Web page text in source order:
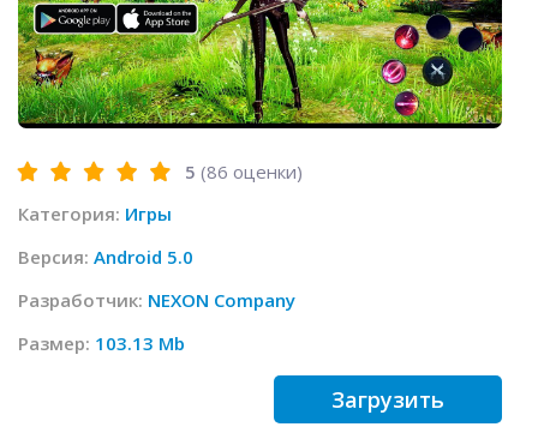
5 (86 оценки)
Категория: Игры
Версия: Android 5.0
Разработчик: NEXON Company
Размер: 103.13 Mb
Загрузить